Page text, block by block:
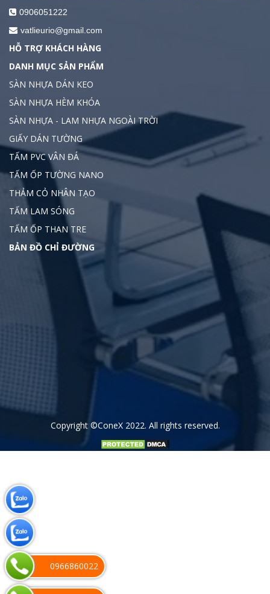
0906051222
vatlieurio@gmail.com
HỖ TRỢ KHÁCH HÀNG
DANH MỤC SẢN PHẨM
SÀN NHỰA DÁN KEO
SÀN NHỰA HÈM KHÓA
SÀN NHỰA - LAM NHỰA NGOÀI TRỜI
GIẤY DÁN TƯỜNG
TẤM PVC VÂN ĐÁ
TẤM ỐP TƯỜNG NANO
THẢM CỎ NHÂN TẠO
TẤM LAM SÓNG
TẤM ỐP THAN TRE
BẢN ĐỒ CHỈ ĐƯỜNG
Copyright ©ConeX 2022. All rights reserved.
0966860022